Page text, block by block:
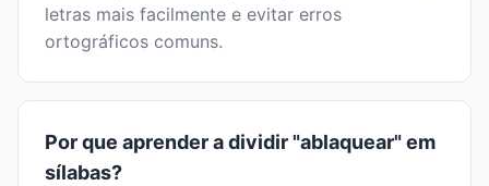
letras mais facilmente e evitar erros
ortográficos comuns.
Por que aprender a dividir "ablaquear" em
sílabas?